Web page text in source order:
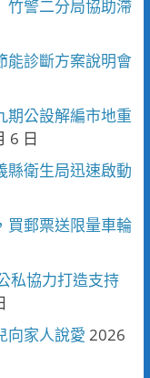
警二分局協助滯
診斷方案說明會
公設解編市地重
6 日
縣衛生局迅速啟動
買郵票送限量車輪
私協力打造支持
家人說愛 2026